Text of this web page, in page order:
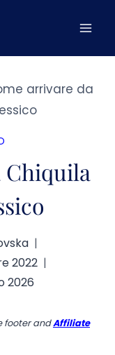
arrivare da
Chiquila
2022
2026
footer andAffiliate